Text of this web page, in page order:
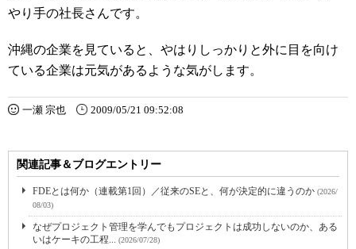
やり手の社長さんです。
沖縄の企業を見ていると、やはりしっかりと外に目を向け
ている企業は元気があるような気がします。
一瀬 宗也 2009/05/21 09:52:08
関連記事＆ブログエントリー
FDEとは何か（連載第1回）／従来のSEと、何が決定的に違うのか (2026/
08/03)
なぜプロジェクト管理を学んでもプロジェクトは成功しないのか、ある
いはケーキの工程... (2026/07/28)